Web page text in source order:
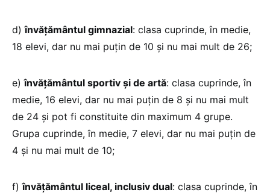
d)învățământul gimnazial: clasa cuprinde, în medie,
18 elevi, dar nu mai puțin de 10 și nu mai mult de 26;
e)învățământul sportiv și de artă: clasa cuprinde, în
medie, 16 elevi, dar nu mai puțin de 8 și nu mai mult
de 24 și pot fi constituite din maximum 4 grupe.
Grupa cuprinde, în medie, 7 elevi, dar nu mai puțin de
4 și nu mai mult de 10;
f)învățământul liceal, inclusiv dual: clasa cuprinde, în